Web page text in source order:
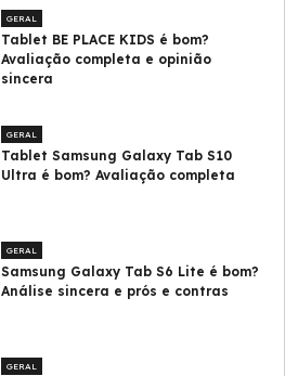
GERAL
Tablet BE PLACE KIDS é bom?
Avaliação completa e opinião
sincera
GERAL
Tablet Samsung Galaxy Tab S10
Ultra é bom? Avaliação completa
GERAL
Samsung Galaxy Tab S6 Lite é bom?
Análise sincera e prós e contras
GERAL